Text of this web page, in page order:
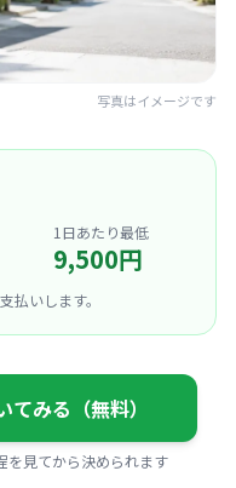
写真はイメージです
1日あたり最低
9,500円
払いします。
みる（無料）
を見てから決められます